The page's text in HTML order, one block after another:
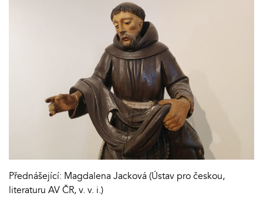
Přednášející: Magdalena Jacková (Ústav pro českou,
literaturu AV ČR, v. v. i.)